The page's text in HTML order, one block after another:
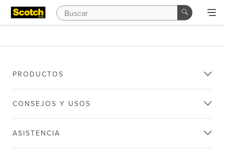
PRODUCTOS
CONSEJOS Y USOS
ASISTENCIA